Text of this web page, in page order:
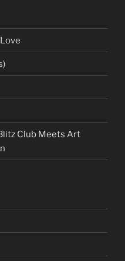
Club Meets Art